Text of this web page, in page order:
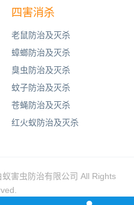
四害消杀
老鼠防治及灭杀
蟑螂防治及灭杀
臭虫防治及灭杀
蚊子防治及灭杀
苍蝇防治及灭杀
红火蚁防治及灭杀
害虫防治有限公司 All Rights